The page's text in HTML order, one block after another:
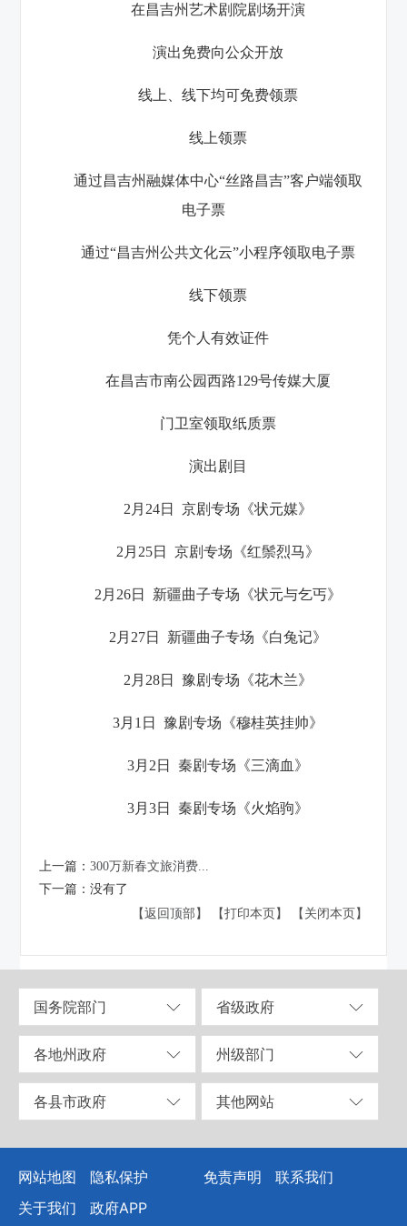
在昌吉州艺术剧院剧场开演
演出免费向公众开放
线上、线下均可免费领票
线上领票
通过昌吉州融媒体中心“丝路昌吉”客户端领取
电子票
通过“昌吉州公共文化云”小程序领取电子票
线下领票
凭个人有效证件
在昌吉市南公园西路129号传媒大厦
门卫室领取纸质票
演出剧目
2月24日 京剧专场 《状元媒》
2月25日 京剧专场《红鬃烈马》
2月26日 新疆曲子专场《状元与乞丐》
2月27日 新疆曲子专场 《白兔记》
2月28日 豫剧专场《花木兰》
3月1日 豫剧专场《穆桂英挂帅》
3月2日 秦剧专场《三滴血 》
3月3日 秦剧专场《火焰驹》
上一篇：300万新春文旅消费...
下一篇：没有了
【返回顶部】
【打印本页】 【关闭本页】
国务院部门 省级政府
各地州政府 州级部门
各县市政府 其他网站
网站地图 隐私保护 免责声明
联系我们
关于我们
政府APP